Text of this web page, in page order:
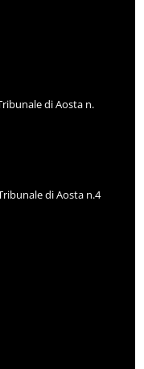
di Aosta n.
di Aosta n.4